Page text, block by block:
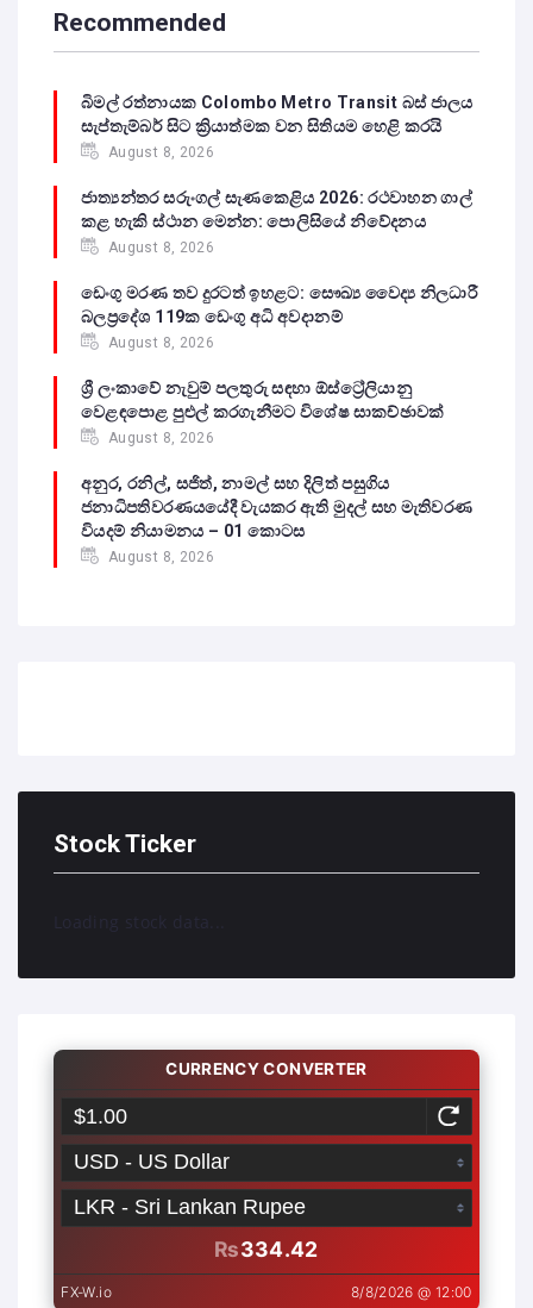
Recommended
බිමල් රත්නායක Colombo Metro Transit බස් ජාලය
සැප්තැම්බර් සිට ක්‍රියාත්මක වන සිතියම හෙළි කරයි
August 8, 2026
ජාත්‍යන්තර සරුංගල් සැණකෙළිය 2026: රථවාහන ගාල්
කළ හැකි ස්ථාන මෙන්න: පොලිසියේ නිවේදනය
August 8, 2026
ඩෙංගු මරණ තව දුරටත් ඉහළට: සෞඛ්‍ය වෛද්‍ය නිලධාරී
බලප්‍රදේශ 119ක ඩෙංගු අධි අවදානම්
August 8, 2026
ශ්‍රී ලංකාවේ නැවුම් පලතුරු සඳහා ඕස්ට්‍රේලියානු
වෙළඳපොළ පුළුල් කරගැනීමට විශේෂ සාකච්ඡාවක්
August 8, 2026
අනුර, රනිල්, සජිත්, නාමල් සහ දිලිත් පසුගිය
ජනාධිපතිවරණයයේදී වැයකර ඇති මුදල් සහ මැතිවරණ
වියදම් නියාමනය – 01 කොටස
August 8, 2026
Stock Ticker
Loading stock data...